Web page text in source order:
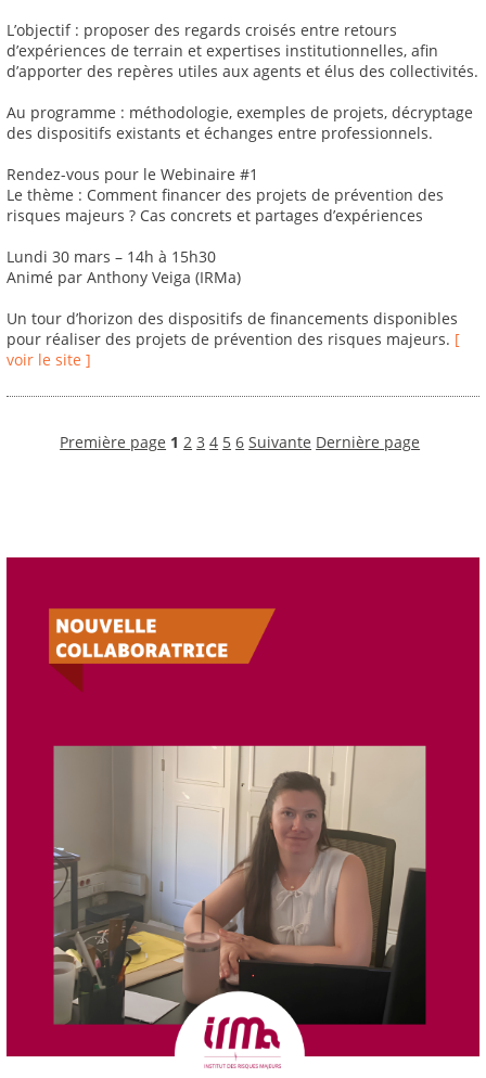
L’objectif : proposer des regards croisés entre retours
d’expériences de terrain et expertises institutionnelles, afin
d’apporter des repères utiles aux agents et élus des collectivités.
Au programme : méthodologie, exemples de projets, décryptage
des dispositifs existants et échanges entre professionnels.
Rendez-vous pour le Webinaire #1
Le thème : Comment financer des projets de prévention des
risques majeurs ? Cas concrets et partages d’expériences
Lundi 30 mars – 14h à 15h30
Animé par Anthony Veiga (IRMa)
Un tour d’horizon des dispositifs de financements disponibles
pour réaliser des projets de prévention des risques majeurs. [
voir le site ]
Première page 1 2 3 4 5 6 Suivante Dernière page